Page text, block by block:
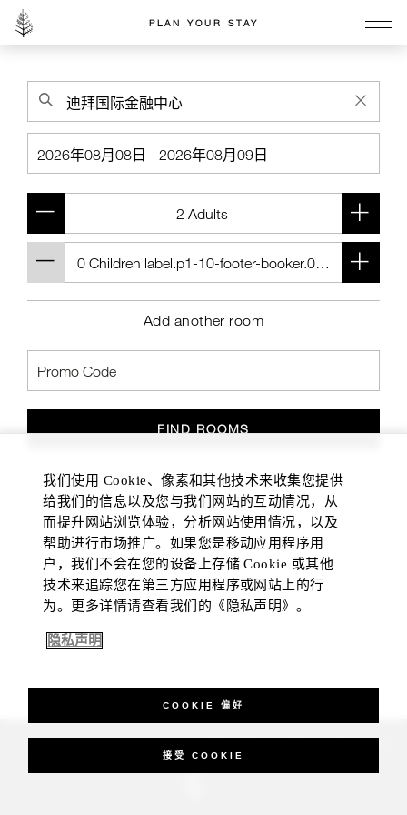
PLAN YOUR STAY
Add another room
FIND ROOMS
_Four Seasons Hotels Limited 1997-2026. All Rights Reserved.
我们使用 Cookie、像素和其他技术来收集您提供
给我们的信息以及您与我们网站的互动情况，从
而提升网站浏览体验，分析网站使用情况，以及
帮助进行市场推广。如果您是移动应用程序用
户，我们不会在您的设备上存储 Cookie 或其他
技术来追踪您在第三方应用程序或网站上的行
为。更多详情请查看我们的《隐私声明》。
隐私声明
COOKIE 偏好
接受 COOKIE